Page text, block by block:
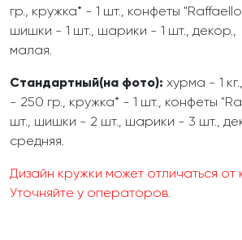
гр., кружка* - 1 шт., конфеты
шишки - 1 шт., шарики - 1 шт., декор.,
малая.
Стандартный(на фото): хурма - 1
- 250 гр., кружка* - 1 шт., конфеты
шт., шишки - 2 шт., шарики - 3 шт.,
средняя.
Дизайн кружки может отличаться от
Уточняйте у операторов.